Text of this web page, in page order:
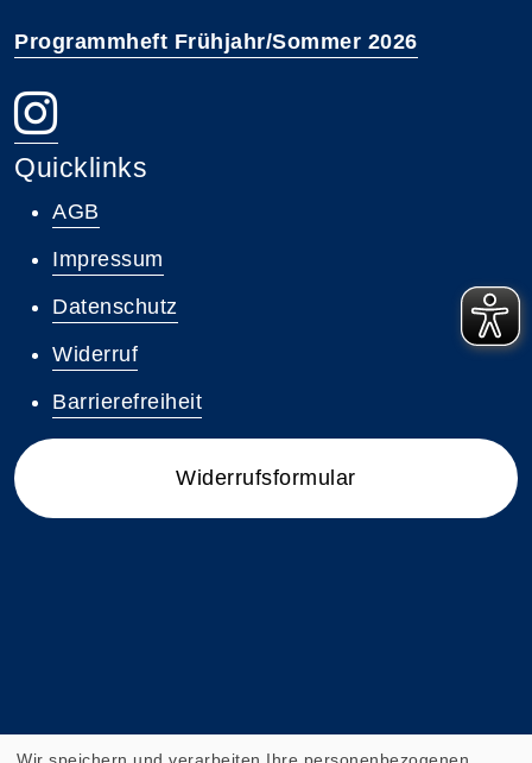
Programmheft Frühjahr/Sommer 2026
Quicklinks
AGB
Impressum
Datenschutz
Widerruf
Barrierefreiheit
Widerrufsformular